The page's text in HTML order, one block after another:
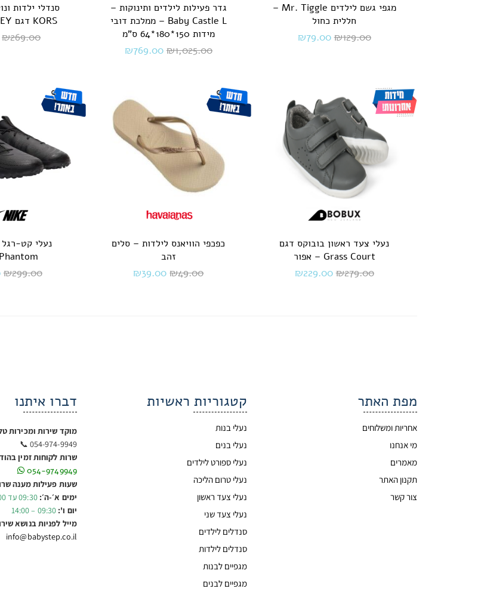
מגפי גשם לילדים Mr. Tiggle –
חללית כחול
₪129.00
₪79.00
גדר פעילות לילדים ותינוקות –
Baby Castle L – ממלכת דובי
מידות 150*180*64 ס"מ
₪1,025.00
₪769.00
KORS דגם SYDNEY – חום
₪269.00
נעלי צעד ראשון בובוקס דגם
Grass Court – אפור
₪279.00
₪229.00
כפכפי הוויאנס לילדות – סלים
זהב
₪49.00
₪39.00
Phantom – שחור
₪299.00
מפת האתר
אחריות ומשלוחים
מי אנחנו
מאמרים
תקנון האתר
צור קשר
קטגוריות ראשיות
נעלי בנות
נעלי בנים
נעלי ספורט לילדים
נעלי טרום הליכה
נעלי צעד ראשון
נעלי צעד שני
סנדלים לילדים
סנדלים לילדות
מגפיים לבנות
מגפיים לבנים
דברו איתנו
מוקד שירות ומכירות
054-974-9949 📞
שרות לקוחות זמין
054-9749949
שעות פעילות מענה
ימים א׳-ה׳: 09:30 עד 19:00
יום ו': 09:30 – 14:00
מייל לפניות בנושא
info@babystep.co.il